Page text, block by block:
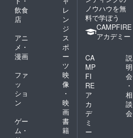
飲食
店
レ
ン
ジ
アニ
メ・
漫画
ス
ポ
ー
ツ
ファ
ッ
ショ
ン
映
像
・
映
画
ゲー
ム・
書
籍
ノウハウを無
料で学ぼう
CAMPFIRE
アカデミー
CA
MP
FI
RE
ア
カ
デ
ミ
ー
説
明
会
・
相
談
会